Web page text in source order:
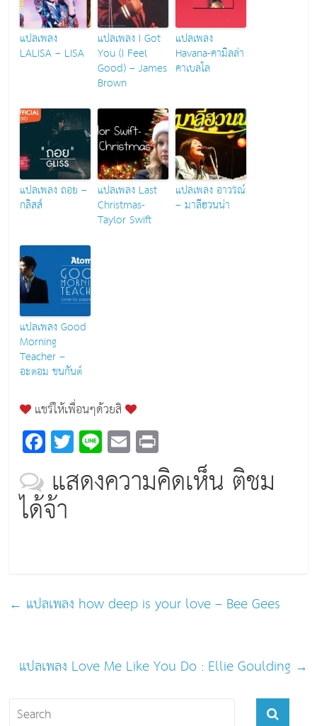
แปลเพลง
LALISA – LISA
แปลเพลง I Got
You (I Feel
Good) – James
Brown
แปลเพลง
Havana-คามิลล่า
คาเบลโล
แปลเพลง ถอย –
กลิสส์
แปลเพลง Last
Christmas-
Taylor Swift
แปลเพลง อาวรณ์
– มาลีฮวนน่า
แปลเพลง Good
Morning
Teacher –
อะตอม ชนกันต์
แชร์ให้เพื่อนๆด้วยสิ
F
a
c
e
b
k
T
wi
tt
Li
n
e
E
m
ai
in
t
แสดงความคิดเห็น ติชม
ได้จ้า
← แปลเพลง how deep is your love – Bee Gees
แปลเพลง Love Me Like You Do : Ellie Goulding →